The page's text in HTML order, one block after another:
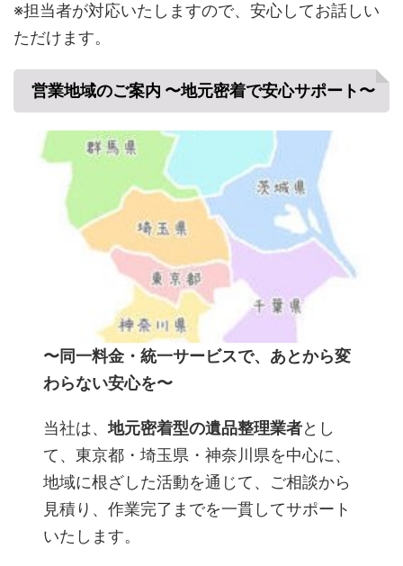
※担当者が対応いたしますので、安心してお話しい
ただけます。
営業地域のご案内 〜地元密着で安心サポート〜
〜同一料金・統一サービスで、あとから変
わらない安心を〜
当社は、地元密着型の遺品整理業者とし
て、東京都・埼玉県・神奈川県を中心に、
地域に根ざした活動を通じて、ご相談から
見積り、作業完了までを一貫してサポート
いたします。